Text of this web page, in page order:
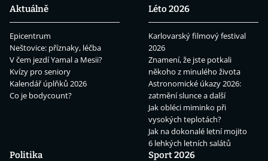
Aktuálně
Epicentrum
Neštovice: příznaky, léčba
V čem jezdí Yamal a Mesii?
Kvízy pro seniory
Kalendář úplňků 2026
Co je bodycount?
Léto 2026
Karlovarský filmový festival
2026
Znamení, že jste potkali
někoho z minulého života
Astronomické úkazy 2026:
zatmění slunce a další
Jak obléci miminko při
vysokých teplotách?
Jak na dokonalé letní mojito
6 lehkých letních salátů
Politika
Sport 2026